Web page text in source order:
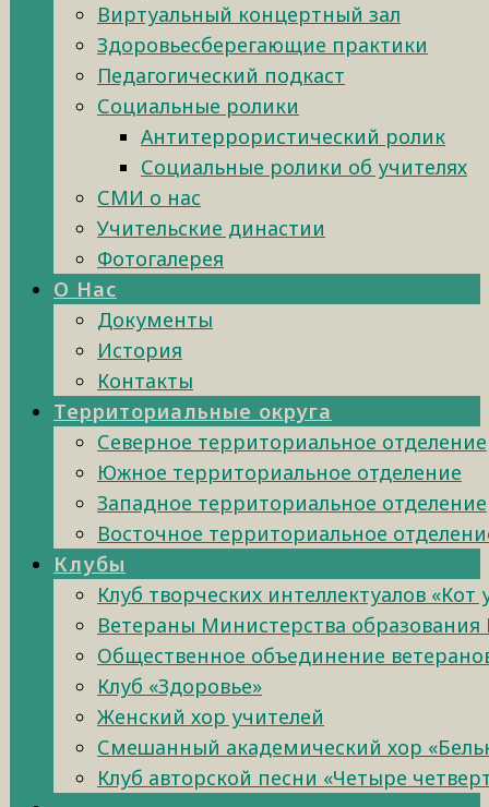
Виртуальный концертный зал
Здоровьесберегающие практики
Педагогический подкаст
Социальные ролики
Антитеррористический ролик
Социальные ролики об учителях
СМИ о нас
Учительские династии
Фотогалерея
О Нас
Документы
История
Контакты
Территориальные округа
Северное территориальное отделение
Южное территориальное отделение
Западное территориальное отделение
Восточное территориальное
Клубы
Клуб творческих интеллектуалов «Кот
Ветераны Министерства образования
Общественное объединение
Клуб «Здоровье»
Женский хор учителей
Смешанный академический хор
Клуб авторской песни «Четыре